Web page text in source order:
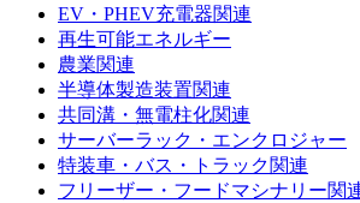
EV・PHEV充電器関連
再生可能エネルギー
農業関連
半導体製造装置関連
共同溝・無電柱化関連
サーバーラック・エンクロジャー
特装車・バス・トラック関連
フリーザー・フードマシナリー関